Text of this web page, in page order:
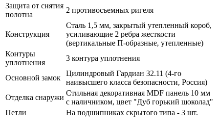
Защита от снятия
полотна
2 противосъемных ригеля
Конструкция
Сталь 1,5 мм, закрытый утепленный короб,
усиливающие 2 ребра жесткости
(вертикальные П-образные, утепленные)
Контуры
уплотнения
3 контура уплотнения
Основной замок
Цилиндровый Гардиан 32.11 (4-го
наивысшего класса безопасности, Россия)
Отделка снаружи
Стильная декоративная MDF панель 10 мм
с наличником, цвет "Дуб горький шоколад"
Петли
На подшипниках скрытого типа - 3 шт.